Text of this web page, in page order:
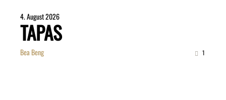
4. August 2026
TAPAS
Bea Beng 1